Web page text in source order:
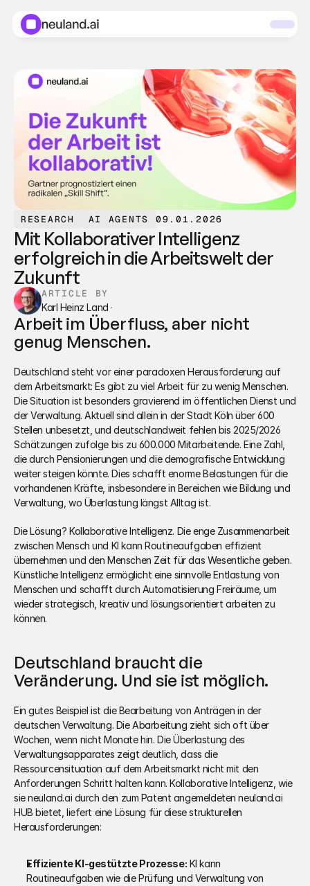
RESEARCH AI AGENTS 09.01.2026
Mit Kollaborativer Intelligenz
erfolgreich in die Arbeitswelt der
Zukunft
ARTICLE BY
Karl Heinz Land ·
Arbeit im Überfluss, aber nicht
genug Menschen.
Deutschland steht vor einer paradoxen Herausforderung auf
dem Arbeitsmarkt: Es gibt zu viel Arbeit für zu wenig Menschen.
Die Situation ist besonders gravierend im öffentlichen Dienst und
der Verwaltung. Aktuell sind allein in der Stadt Köln über 600
Stellen unbesetzt, und deutschlandweit fehlen bis 2025/2026
Schätzungen zufolge bis zu 600.000 Mitarbeitende. Eine Zahl,
die durch Pensionierungen und die demografische Entwicklung
weiter steigen könnte. Dies schafft enorme Belastungen für die
vorhandenen Kräfte, insbesondere in Bereichen wie Bildung und
Verwaltung, wo Überlastung längst Alltag ist.
Die Lösung? Kollaborative Intelligenz. Die enge Zusammenarbeit
zwischen Mensch und KI kann Routineaufgaben effizient
übernehmen und den Menschen Zeit für das Wesentliche geben.
Künstliche Intelligenz ermöglicht eine sinnvolle Entlastung von
Menschen und schafft durch Automatisierung Freiräume, um
wieder strategisch, kreativ und lösungsorientiert arbeiten zu
können.
Deutschland braucht die
Veränderung. Und sie ist möglich.
Ein gutes Beispiel ist die Bearbeitung von Anträgen in der
deutschen Verwaltung. Die Abarbeitung zieht sich oft über
Wochen, wenn nicht Monate hin. Die Überlastung des
Verwaltungsapparates zeigt deutlich, dass die
Ressourcensituation auf dem Arbeitsmarkt nicht mit den
Anforderungen Schritt halten kann. Kollaborative Intelligenz, wie
sie neuland.ai durch den zum Patent angemeldeten neuland.ai
HUB bietet, liefert eine Lösung für diese strukturellen
Herausforderungen:
Effiziente KI-gestützte Prozesse: KI kann
Routineaufgaben wie die Prüfung und Verwaltung von